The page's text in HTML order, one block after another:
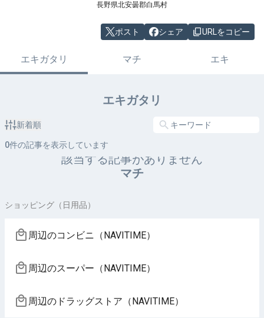
長野県北安曇郡白馬村
ポスト シェア URLをコピー
エキガタリ マチ エキ
エキガタリ
新着順
0件の記事を表示しています
該当する記事がありません
マチ
ショッピング（日用品）
周辺のコンビニ（NAVITIME）
周辺のスーパー（NAVITIME）
周辺のドラッグストア（NAVITIME）